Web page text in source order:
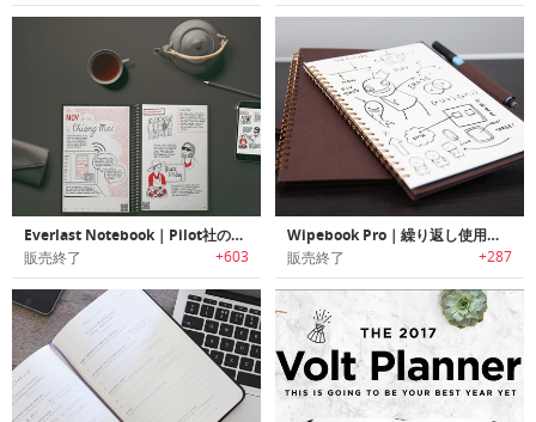
Everlast Notebook｜Pilot社のフリクションペンを使用し無限に使えるスマートノートブック「エバーラストノートブック」
販売終了 +603
Wipebook Pro｜繰り返し使用可能なホワイトボードノート「ワイプブックプロ」
販売終了 +287